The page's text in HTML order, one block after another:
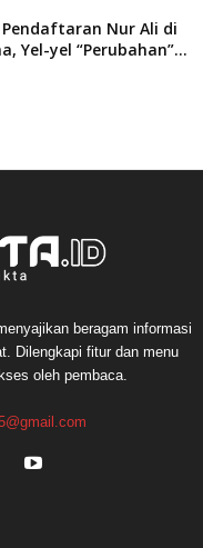
Nur Ali di
Yel-yel “Perubahan”...
beragam informasi
Dilengkapi fitur dan menu
oleh pembaca.